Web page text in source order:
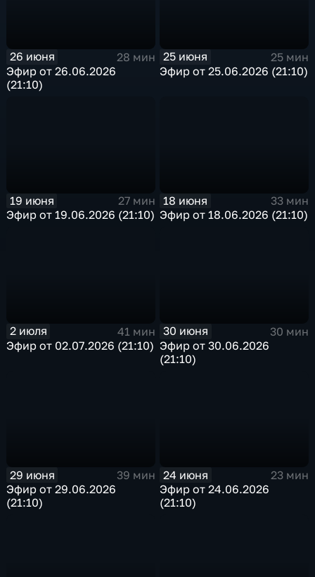
26 июня
28 мин
Эфир от 26.06.2026
(21:10)
25 июня
25 мин
Эфир от 25.06.2026 (21:10)
19 июня
27 мин
Эфир от 19.06.2026 (21:10)
18 июня
33 мин
Эфир от 18.06.2026 (21:10)
2 июля
41 мин
Эфир от 02.07.2026 (21:10)
30 июня
30 мин
Эфир от 30.06.2026
(21:10)
29 июня
39 мин
Эфир от 29.06.2026
(21:10)
24 июня
23 мин
Эфир от 24.06.2026
(21:10)